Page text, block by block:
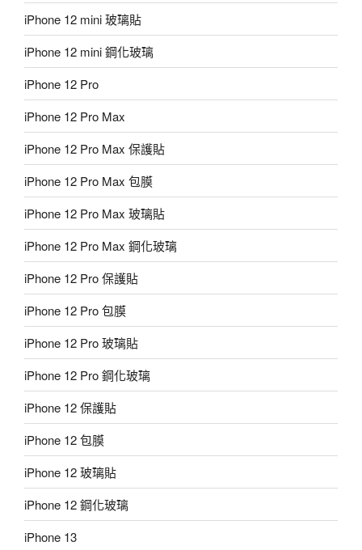
iPhone 12 mini 玻璃貼
iPhone 12 mini 鋼化玻璃
iPhone 12 Pro
iPhone 12 Pro Max
iPhone 12 Pro Max 保護貼
iPhone 12 Pro Max 包膜
iPhone 12 Pro Max 玻璃貼
iPhone 12 Pro Max 鋼化玻璃
iPhone 12 Pro 保護貼
iPhone 12 Pro 包膜
iPhone 12 Pro 玻璃貼
iPhone 12 Pro 鋼化玻璃
iPhone 12 保護貼
iPhone 12 包膜
iPhone 12 玻璃貼
iPhone 12 鋼化玻璃
iPhone 13